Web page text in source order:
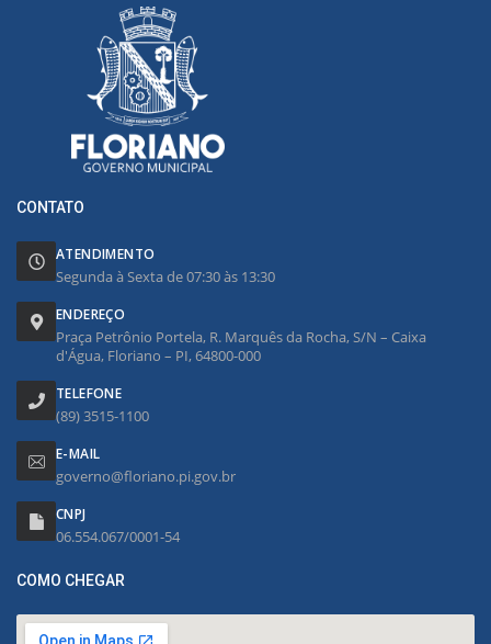
CONTATO
ATENDIMENTO
Segunda à Sexta de 07:30 às 13:30
ENDEREÇO
Praça Petrônio Portela, R. Marquês da Rocha, S/N – Caixa
d'Água, Floriano – PI, 64800-000
TELEFONE
(89) 3515-1100
E-MAIL
governo@floriano.pi.gov.br
CNPJ
06.554.067/0001-54
COMO CHEGAR